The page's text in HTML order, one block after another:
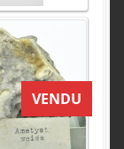
VENDU